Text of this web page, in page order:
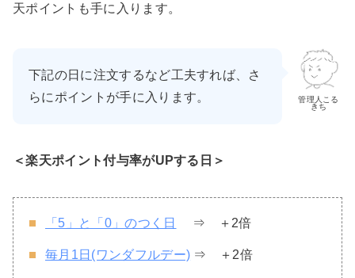
天ポイントも手に入ります。
管理人こる
きち
下記の日に注文するなど工夫すれば、さ
らにポイントが手に入ります。
＜楽天ポイント付与率がUPする日＞
「5」と「0」のつく日 ⇒ ＋2倍
毎月1日(ワンダフルデー) ⇒ ＋2倍